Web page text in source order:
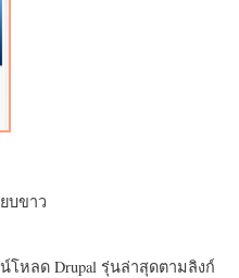
บขาว
โหลด Drupal รุ่นล่าสุดตามลิงก์